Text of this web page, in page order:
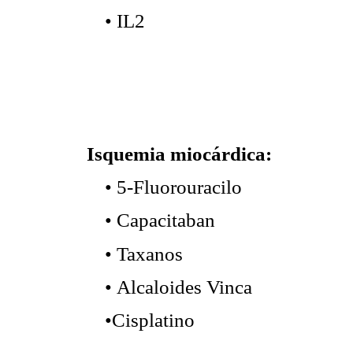
• IL2
Isquemia miocárdica:
• 5-Fluorouracilo
• Capacitaban
• Taxanos
• Alcaloides Vinca
•Cisplatino